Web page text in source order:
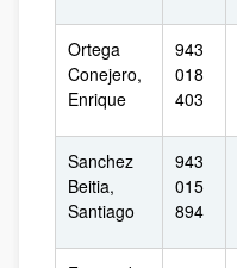
Ortega
Conejero,
Enrique
943
018
403
Sanchez
Beitia,
Santiago
943
015
894